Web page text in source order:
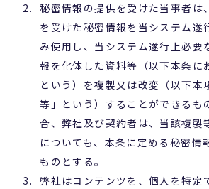
秘密情報の提供を受けた当事者は
を受けた秘密情報を当システム遂
み使用し、当システム遂行上必要
報を化体した資料等（以下本条に
という）を複製又は改変（以下本
等」という）することができるも
合、弊社及び契約者は、当該複製
についても、本条に定める秘密情
ものとする。
弊社はコンテンツを、個人を特定